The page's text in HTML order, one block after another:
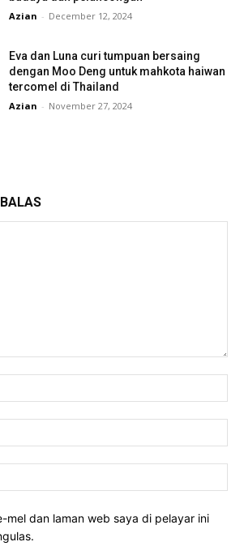
Azian - December 12, 2024
Eva dan Luna curi tumpuan bersaing
dengan Moo Deng untuk mahkota haiwan
tercomel di Thailand
Azian - November 27, 2024
mel dan laman web saya di pelayar ini